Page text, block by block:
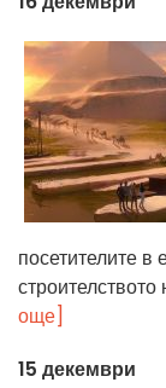
посетителите
още]
15 декември